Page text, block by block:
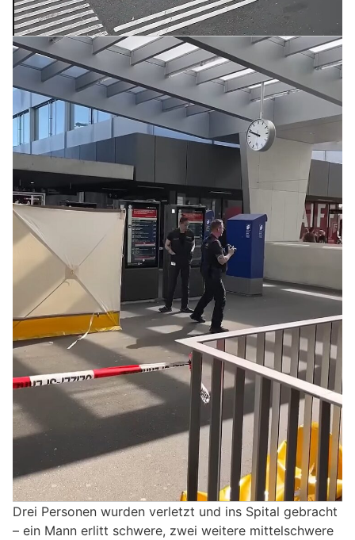
Drei Personen wurden verletzt und ins Spital gebracht
– ein Mann erlitt schwere, zwei weitere mittelschwere